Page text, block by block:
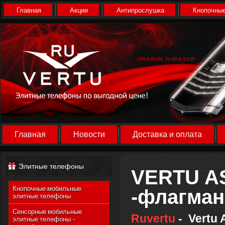
Главная Акции Антипрослушка
Главная Новости Доставка и оплата
Элитные телефоны
Кнопочные мобильные
элитные телефоны
Сенсорные мобильные
элитные телефоны -
VERTU
-
Ruvertu - Vertu